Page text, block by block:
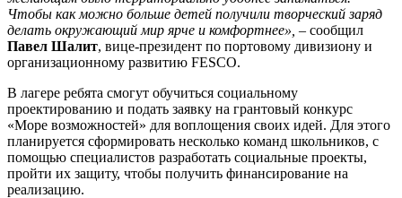
Чтобы как можно больше детей получили творческий заряд
делать окружающий мир ярче и комфортнее», – сообщил
Павел Шалит, вице-президент по портовому дивизиону и
организационному развитию FESCO.
В лагере ребята смогут обучиться социальному
проектированию и подать заявку на грантовый конкурс
«Море возможностей» для воплощения своих идей. Для этого
планируется сформировать несколько команд школьников, с
помощью специалистов разработать социальные проекты,
пройти их защиту, чтобы получить финансирование на
реализацию.